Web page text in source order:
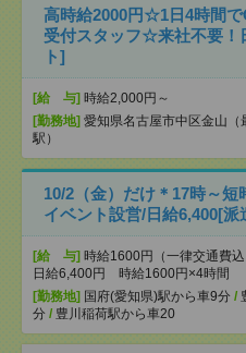
高時給2000円☆1日4時間
受付スタッフ☆来社不要！
ト]
[給 与] 時給2,000円～
[勤務地] 愛知県名古屋市中区金山（
駅）
10/2（金）だけ＊17時～短
イベント設営/日給6,400[派
[給 与] 時給1600円（一律交通費込
日給6,400円 時給1600円×4時間
[勤務地] 国府(愛知県)駅から車9分 /
分 / 豊川稲荷駅から車20